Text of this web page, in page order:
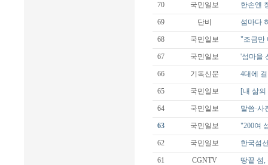
70 국민일보 한손엔
69 단비 섬마다
68 국민일보 "조금만
67 국민일보 '섬마을
66 기독신문 4대에
65 국민일보 [내 삶
64 국민일보 말씀·
63 국민일보 "200여
62 국민일보 한국섬
61 CGNTV 땅끝 섬,